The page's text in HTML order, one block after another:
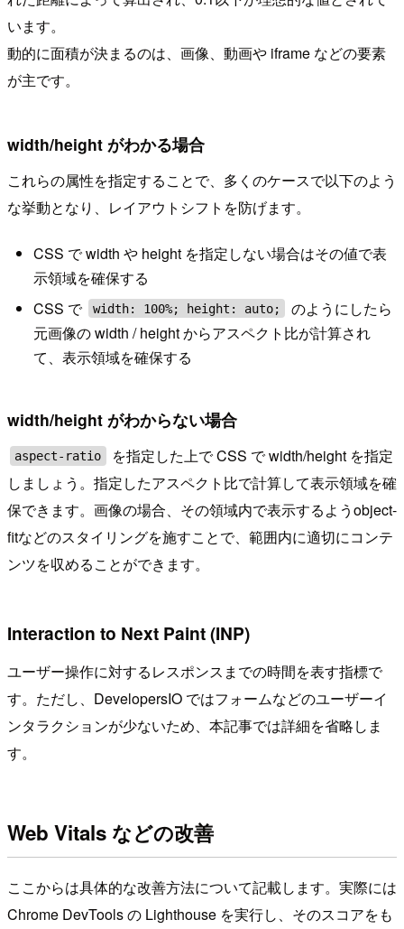
います。
動的に面積が決まるのは、画像、動画や iframe などの要素
が主です。
width/height がわかる場合
これらの属性を指定することで、多くのケースで以下のよう
な挙動となり、レイアウトシフトを防げます。
CSS で width や height を指定しない場合はその値で表
示領域を確保する
CSS で
width: 100%; height: auto;
のようにしたら
元画像の width / height からアスペクト比が計算され
て、表示領域を確保する
width/height がわからない場合
aspect-ratio
を指定した上で CSS で width/height を指定
しましょう。指定したアスペクト比で計算して表示領域を確
保できます。画像の場合、その領域内で表示するようobject-
fitなどのスタイリングを施すことで、範囲内に適切にコンテ
ンツを収めることができます。
Interaction to Next Paint (INP)
ユーザー操作に対するレスポンスまでの時間を表す指標で
す。ただし、DevelopersIO ではフォームなどのユーザーイ
ンタラクションが少ないため、本記事では詳細を省略しま
す。
Web Vitals などの改善
ここからは具体的な改善方法について記載します。実際には
Chrome DevTools の Lighthouse を実行し、そのスコアをも